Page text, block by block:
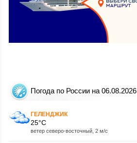
Погода по России на 06.08.2026
ГЕЛЕНДЖИК
25°C
ветер северо-восточный, 2 м/с